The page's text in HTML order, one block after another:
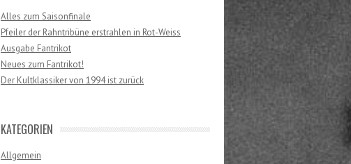
Alles zum Saisonfinale
Pfeiler der Rahntribüne erstrahlen in Rot-Weiss
Ausgabe Fantrikot
Neues zum Fantrikot!
Der Kultklassiker von 1994 ist zurück
KATEGORIEN
Allgemein